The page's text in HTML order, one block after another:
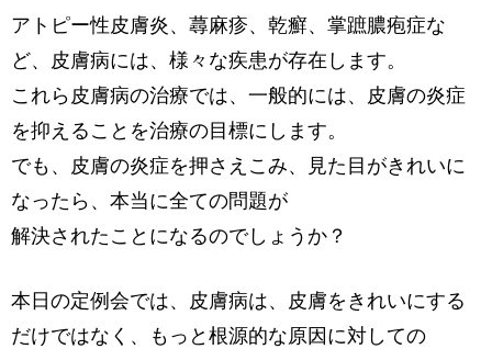
アトピー性皮膚炎、蕁麻疹、乾癬、掌蹠膿疱症な
ど、皮膚病には、様々な疾患が存在します。
これら皮膚病の治療では、一般的には、皮膚の炎症
を抑えることを治療の目標にします。
でも、皮膚の炎症を押さえこみ、見た目がきれいに
なったら、本当に全ての問題が
解決されたことになるのでしょうか？
本日の定例会では、皮膚病は、皮膚をきれいにする
だけではなく、もっと根源的な原因に対しての